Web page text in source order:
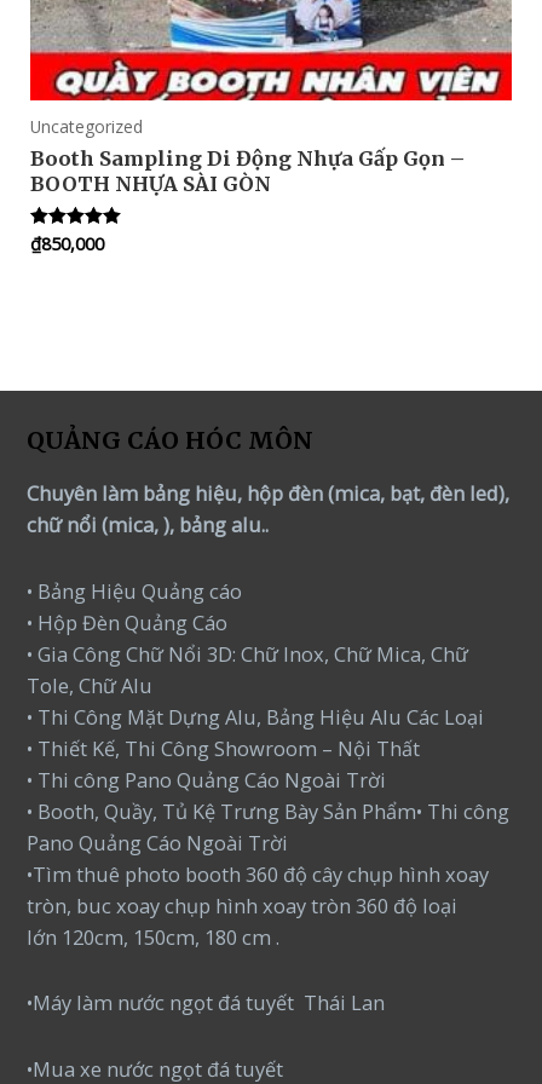
Uncategorized
Booth Sampling Di Động Nhựa Gấp Gọn –
BOOTH NHỰA SÀI GÒN
Rated
5.00
₫850,000
QUẢNG CÁO HÓC MÔN
Chuyên làm bảng hiệu, hộp đèn (mica, bạt, đèn led),
chữ nổi (mica, ), bảng alu..
• Bảng Hiệu Quảng cáo
• Hộp Đèn Quảng Cáo
• Gia Công Chữ Nổi 3D: Chữ Inox, Chữ Mica, Chữ
Tole, Chữ Alu
• Thi Công Mặt Dựng Alu, Bảng Hiệu Alu Các Loại
• Thiết Kế, Thi Công Showroom – Nội Thất
• Thi công Pano Quảng Cáo Ngoài Trời
• Booth, Quầy, Tủ Kệ Trưng Bày Sản Phẩm• Thi công
Pano Quảng Cáo Ngoài Trời
•Tìm thuê photo booth 360 độ cây chụp hình xoay
tròn, buc xoay chụp hình xoay tròn 360 độ loại
lớn 120cm, 150cm, 180 cm .
•Máy làm nước ngọt đá tuyết Thái Lan
•Mua xe nước ngọt đá tuyết